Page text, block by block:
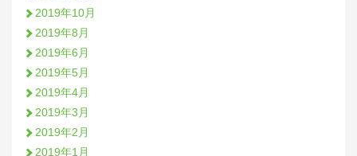
2019年10月
2019年8月
2019年6月
2019年5月
2019年4月
2019年3月
2019年2月
2019年1月